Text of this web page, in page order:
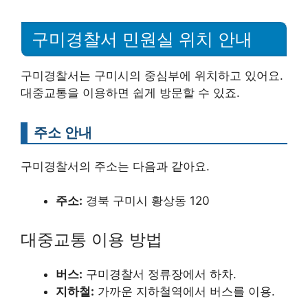
구미경찰서 민원실 위치 안내
구미경찰서는 구미시의 중심부에 위치하고 있어요.
대중교통을 이용하면 쉽게 방문할 수 있죠.
주소 안내
구미경찰서의 주소는 다음과 같아요.
주소: 경북 구미시 황상동 120
대중교통 이용 방법
버스: 구미경찰서 정류장에서 하차.
지하철: 가까운 지하철역에서 버스를 이용.